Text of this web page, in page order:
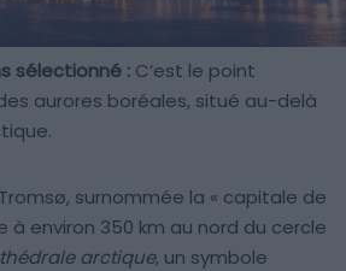
sélectionné : C’est le point
aurores boréales, situé au-delà
Tromsø, surnommée la « capitale de
à environ 350 km au nord du cercle
arctique, un symbole